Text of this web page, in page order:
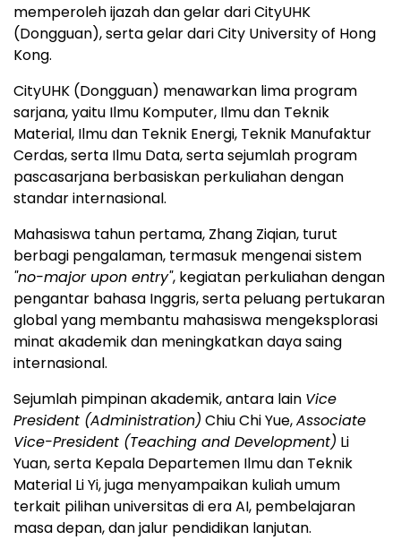
memperoleh ijazah dan gelar dari CityUHK
(Dongguan), serta gelar dari City University of Hong
Kong.
CityUHK (Dongguan) menawarkan lima program
sarjana, yaitu Ilmu Komputer, Ilmu dan Teknik
Material, Ilmu dan Teknik Energi, Teknik Manufaktur
Cerdas, serta Ilmu Data, serta sejumlah program
pascasarjana berbasiskan perkuliahan dengan
standar internasional.
Mahasiswa tahun pertama, Zhang Ziqian, turut
berbagi pengalaman, termasuk mengenai sistem
"no-major upon entry", kegiatan perkuliahan dengan
pengantar bahasa Inggris, serta peluang pertukaran
global yang membantu mahasiswa mengeksplorasi
minat akademik dan meningkatkan daya saing
internasional.
Sejumlah pimpinan akademik, antara lain Vice
President (Administration) Chiu Chi Yue,Associate
Vice-President (Teaching and Development) Li
Yuan, serta Kepala Departemen Ilmu dan Teknik
Material Li Yi, juga menyampaikan kuliah umum
terkait pilihan universitas di era AI, pembelajaran
masa depan, dan jalur pendidikan lanjutan.